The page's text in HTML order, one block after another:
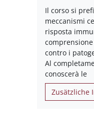
Il corso si
meccanismi
risposta
contro i
Al
conoscerà le
Zusätzliche